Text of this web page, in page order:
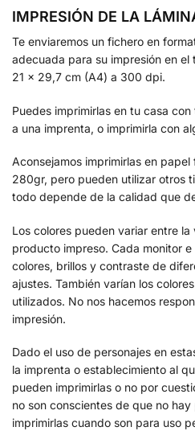
IMPRESIÓN DE LA
Te enviaremos un fichero en
adecuada para su impresión en
21 x 29,7 cm (A4) a 300 dpi.
Puedes imprimirlas en tu casa
a una imprenta, o imprimirla con
Aconsejamos imprimirlas en
280gr, pero pueden utilizar otros
todo depende de la calidad que
Los colores pueden variar entre
producto impreso. Cada monitor
colores, brillos y contraste de
ajustes. También varían los
utilizados. No nos hacemos
impresión.
Dado el uso de personajes en
la imprenta o establecimiento al
pueden imprimirlas o no por
no son conscientes de que no
imprimirlas cuando son para uso